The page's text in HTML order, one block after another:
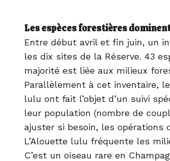
Les espèces forestières
Entre début avril et fin juin, un
les dix sites de la Réserve. 43
majorité est liée aux milieux
Parallèlement à cet inventaire,
lulu ont fait l’objet d’un suivi
leur population (nombre de
ajuster si besoin, les opérations
L’Alouette lulu fréquente les
C’est un oiseau rare en